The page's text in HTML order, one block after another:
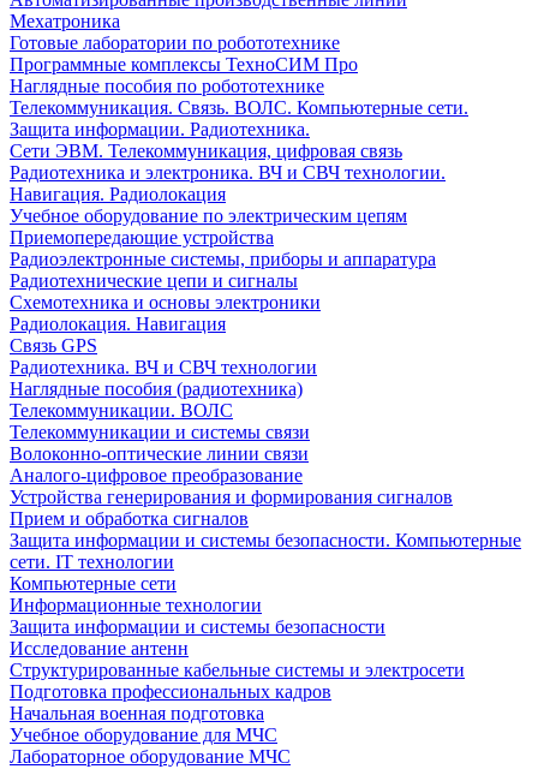
Мехатроника
Готовые лаборатории по робототехнике
Программные комплексы ТехноСИМ Про
Наглядные пособия по робототехнике
Телекоммуникация. Связь. ВОЛС. Компьютерные сети.
Защита информации. Радиотехника.
Сети ЭВМ. Телекоммуникация, цифровая связь
Радиотехника и электроника. ВЧ и СВЧ технологии.
Навигация. Радиолокация
Учебное оборудование по электрическим цепям
Приемопередающие устройства
Радиоэлектронные системы, приборы и аппаратура
Радиотехнические цепи и сигналы
Схемотехника и основы электроники
Радиолокация. Навигация
Связь GPS
Радиотехника. ВЧ и СВЧ технологии
Наглядные пособия (радиотехника)
Телекоммуникации. ВОЛС
Телекоммуникации и системы связи
Волоконно-оптические линии связи
Аналого-цифровое преобразование
Устройства генерирования и формирования сигналов
Прием и обработка сигналов
Защита информации и системы безопасности. Компьютерные
сети. IT технологии
Компьютерные сети
Информационные технологии
Защита информации и системы безопасности
Исследование антенн
Структурированные кабельные системы и электросети
Подготовка профессиональных кадров
Начальная военная подготовка
Учебное оборудование для МЧС
Лабораторное оборудование МЧС